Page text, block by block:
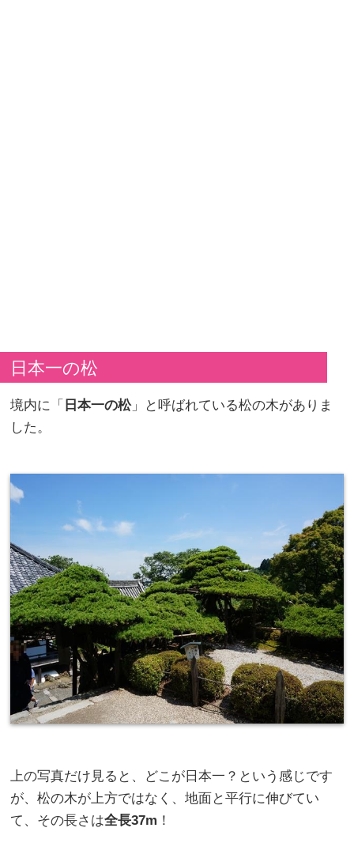
日本一の松
境内に「 日本一の松」と呼ばれている松の木がありま
した。
上の写真だけ見ると、どこが日本一？という感じです
が、松の木が上方ではなく、地面と平行に伸びてい
て、その長さは全長37m ！